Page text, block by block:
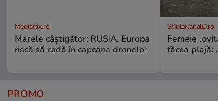
Mediafax.ro
Marele câștigător: RUSIA. Europa
riscă să cadă în capcana dronelor
StirileKanalD.ro
Femeie
făcea plajă:
PROMO